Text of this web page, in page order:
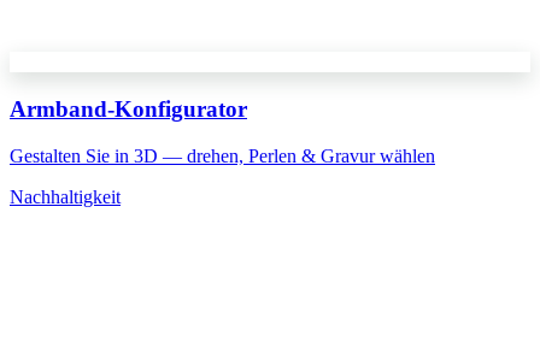
Armband-Konfigurator
Gestalten Sie in 3D — drehen, Perlen & Gravur wählen
Nachhaltigkeit